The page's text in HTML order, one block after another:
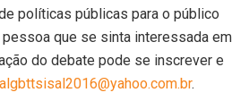
políticas públicas para o público
pessoa que se sinta interessada em
do debate pode se inscrever e
.